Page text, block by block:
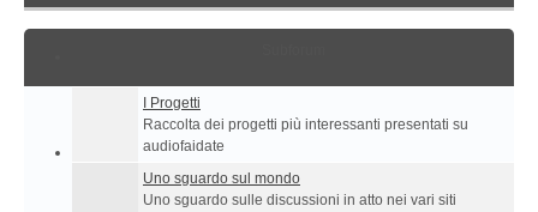
I Progetti
Raccolta dei progetti più interessanti presentati su
audiofaidate
Uno sguardo sul mondo
Uno sguardo sulle discussioni in atto nei vari siti